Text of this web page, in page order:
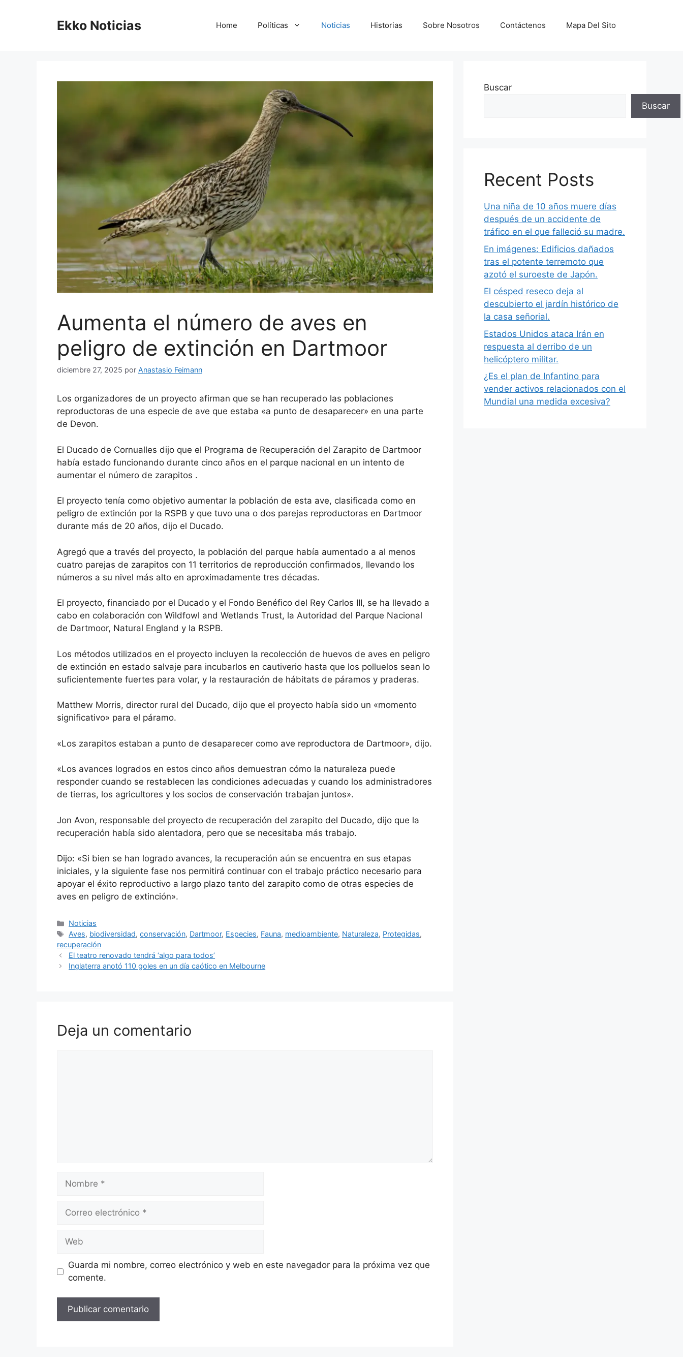
Ekko Noticias Home Políticas Noticias Historias Sobre Nosotros Contáctenos Mapa Del Sito
Aumenta el número de aves en
peligro de extinción en Dartmoor
diciembre 27, 2025 por Anastasio Feimann
Los organizadores de un proyecto afirman que se han recuperado las poblaciones
reproductoras de una especie de ave que estaba «a punto de desaparecer» en una parte
de Devon.
El Ducado de Cornualles dijo que el Programa de Recuperación del Zarapito de Dartmoor
había estado funcionando durante cinco años en el parque nacional en un intento de
aumentar el número de zarapitos .
El proyecto tenía como objetivo aumentar la población de esta ave, clasificada como en
peligro de extinción por la RSPB y que tuvo una o dos parejas reproductoras en Dartmoor
durante más de 20 años, dijo el Ducado.
Agregó que a través del proyecto, la población del parque había aumentado a al menos
cuatro parejas de zarapitos con 11 territorios de reproducción confirmados, llevando los
números a su nivel más alto en aproximadamente tres décadas.
El proyecto, financiado por el Ducado y el Fondo Benéfico del Rey Carlos III, se ha llevado a
cabo en colaboración con Wildfowl and Wetlands Trust, la Autoridad del Parque Nacional
de Dartmoor, Natural England y la RSPB.
Los métodos utilizados en el proyecto incluyen la recolección de huevos de aves en peligro
de extinción en estado salvaje para incubarlos en cautiverio hasta que los polluelos sean lo
suficientemente fuertes para volar, y la restauración de hábitats de páramos y praderas.
Matthew Morris, director rural del Ducado, dijo que el proyecto había sido un «momento
significativo» para el páramo.
«Los zarapitos estaban a punto de desaparecer como ave reproductora de Dartmoor», dijo.
«Los avances logrados en estos cinco años demuestran cómo la naturaleza puede
responder cuando se restablecen las condiciones adecuadas y cuando los administradores
de tierras, los agricultores y los socios de conservación trabajan juntos».
Jon Avon, responsable del proyecto de recuperación del zarapito del Ducado, dijo que la
recuperación había sido alentadora, pero que se necesitaba más trabajo.
Dijo: «Si bien se han logrado avances, la recuperación aún se encuentra en sus etapas
iniciales, y la siguiente fase nos permitirá continuar con el trabajo práctico necesario para
apoyar el éxito reproductivo a largo plazo tanto del zarapito como de otras especies de
aves en peligro de extinción».
Categorías
Noticias
Etiquetas
Aves, biodiversidad,conservación, Dartmoor, Especies, Fauna, medioambiente, Naturaleza, Protegidas,
recuperación
El teatro renovado tendrá ‘algo para todos’
Inglaterra anotó 110 goles en un día caótico en Melbourne
Deja un comentario
Nombre
Correo
Web
Guarda mi nombre, correo electrónico y web en este navegador para la próxima vez que
comente.
Buscar
Buscar
Recent Posts
Una niña de 10 años muere días
después de un accidente de
tráfico en el que falleció su madre.
En imágenes: Edificios dañados
tras el potente terremoto que
azotó el suroeste de Japón.
El césped reseco deja al
descubierto el jardín histórico de
la casa señorial.
Estados Unidos ataca Irán en
respuesta al derribo de un
helicóptero militar.
¿Es el plan de Infantino para
vender activos relacionados con el
Mundial una medida excesiva?